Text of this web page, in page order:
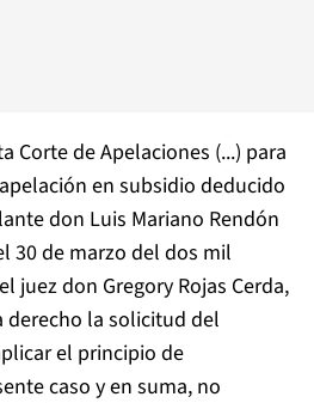
Corte de Apelaciones (...) para
en subsidio deducido
don Luis Mariano Rendón
30 de marzo del dos mil
juez don Gregory Rojas Cerda,
derecho la solicitud del
el principio de
caso y en suma, no